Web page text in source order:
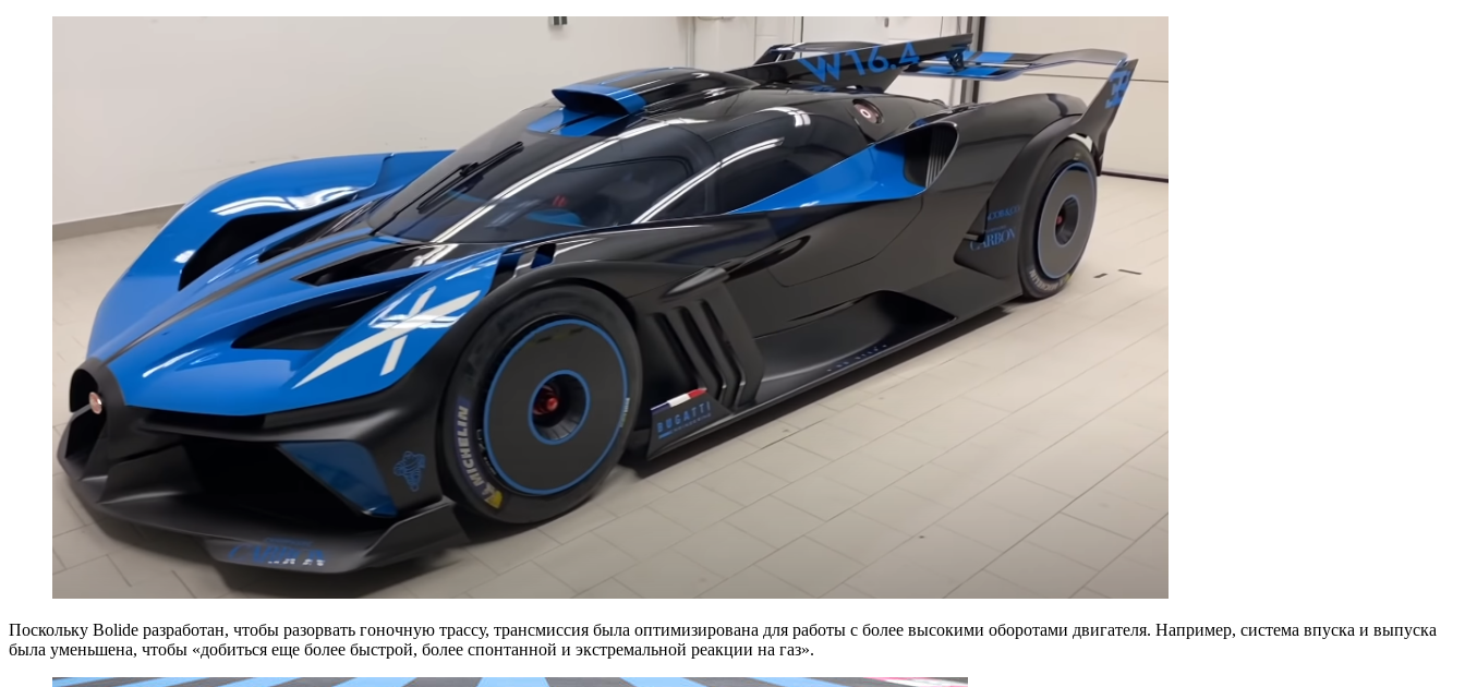
Поскольку Bolide разработан, чтобы разорвать гоночную трассу, трансмиссия была оптимизирована для работы с более высокими оборотами двигателя. Например, система впуска и выпуска
была уменьшена, чтобы «добиться еще более быстрой, более спонтанной и экстремальной реакции на газ».